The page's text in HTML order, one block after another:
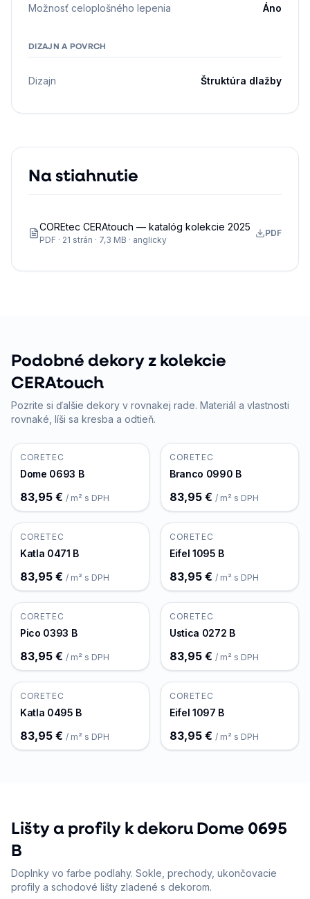
Možnosť celoplošného lepenia Áno
DIZAJN A POVRCH
Dizajn Štruktúra dlažby
Na stiahnutie
COREtec CERAtouch — katalóg kolekcie 2025
PDF · 21 strán · 7,3 MB · anglicky
PDF
Podobné dekory z kolekcie
CERAtouch
Pozrite si ďalšie dekory v rovnakej rade. Materiál a vlastnosti
rovnaké, líši sa kresba a odtieň.
CORETEC
Dome 0693 B
83,95 € / m² s DPH
CORETEC
Branco 0990 B
83,95 € / m² s DPH
CORETEC
Katla 0471 B
83,95 € / m² s DPH
CORETEC
Eifel 1095 B
83,95 € / m² s DPH
CORETEC
Pico 0393 B
83,95 € / m² s DPH
CORETEC
Ustica 0272 B
83,95 € / m² s DPH
CORETEC
Katla 0495 B
83,95 € / m² s DPH
CORETEC
Eifel 1097 B
83,95 € / m² s DPH
Lišty a profily k dekoru Dome 0695
B
Doplnky vo farbe podlahy. Sokle, prechody, ukončovacie
profily a schodové lišty zladené s dekorom.